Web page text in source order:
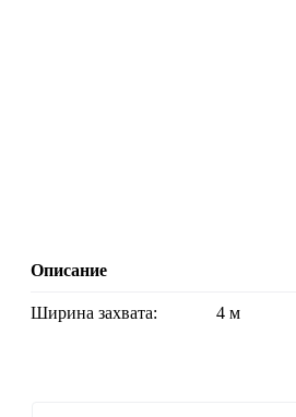
Описание
Ширина захвата: 4 м